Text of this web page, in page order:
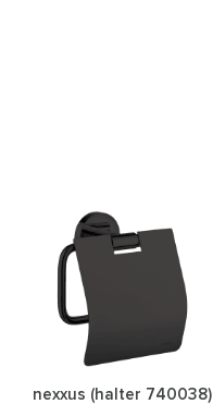
nexxus (halter 740038)